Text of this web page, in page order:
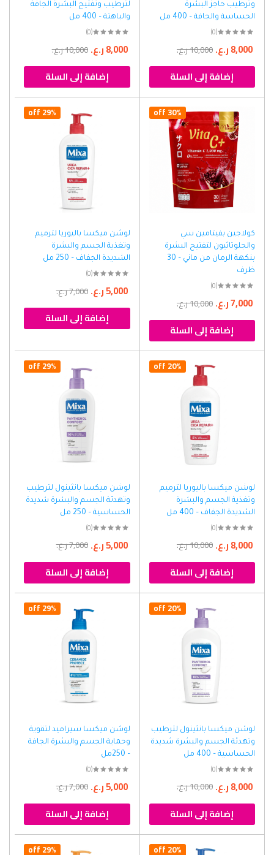
وترطيب حاجز البشرة
الحساسة والجافة – 400 مل
(0)
10,000ر.ع. 8,000ر.ع.
إضافة إلى السلة
لترطيب وتفتيح البشرة الجافة
والباهتة – 400 مل
(0)
10,000ر.ع. 8,000ر.ع.
إضافة إلى السلة
30% off
كولاجين بفيتامين سي
والجلوتاثيون لتفتيح البشرة
بنكهة الرمان من ماني – 30
ظرف
(0)
10,000ر.ع. 7,000ر.ع.
إضافة إلى السلة
29% off
لوشن ميكسا باليوريا لترميم
وتغذية الجسم والبشرة
الشديدة الجفاف – 250 مل
(0)
7,000ر.ع. 5,000ر.ع.
إضافة إلى السلة
20% off
لوشن ميكسا باليوريا لترميم
وتغذية الجسم والبشرة
الشديدة الجفاف – 400 مل
(0)
10,000ر.ع. 8,000ر.ع.
إضافة إلى السلة
29% off
لوشن ميكسا بانثينول لترطيب
وتهدئة الجسم والبشرة شديدة
الحساسية – 250 مل
(0)
7,000ر.ع. 5,000ر.ع.
إضافة إلى السلة
20% off
لوشن ميكسا بانثينول لترطيب
وتهدئة الجسم والبشرة شديدة
الحساسية – 400 مل
(0)
10,000ر.ع. 8,000ر.ع.
إضافة إلى السلة
29% off
لوشن ميكسا سيراميد لتقوية
وحماية الجسم والبشرة الجافة
– 250مل
(0)
7,000ر.ع. 5,000ر.ع.
إضافة إلى السلة
20% off
29% off